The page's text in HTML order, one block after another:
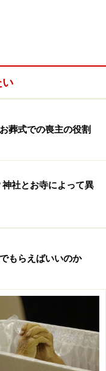
をいれ、湯を注ぎ
在の湯灌は自分達
車から転じた湯灌
で出向きます。
い
葬式での喪主の役割
社とお寺によって異
もらえばいいのか